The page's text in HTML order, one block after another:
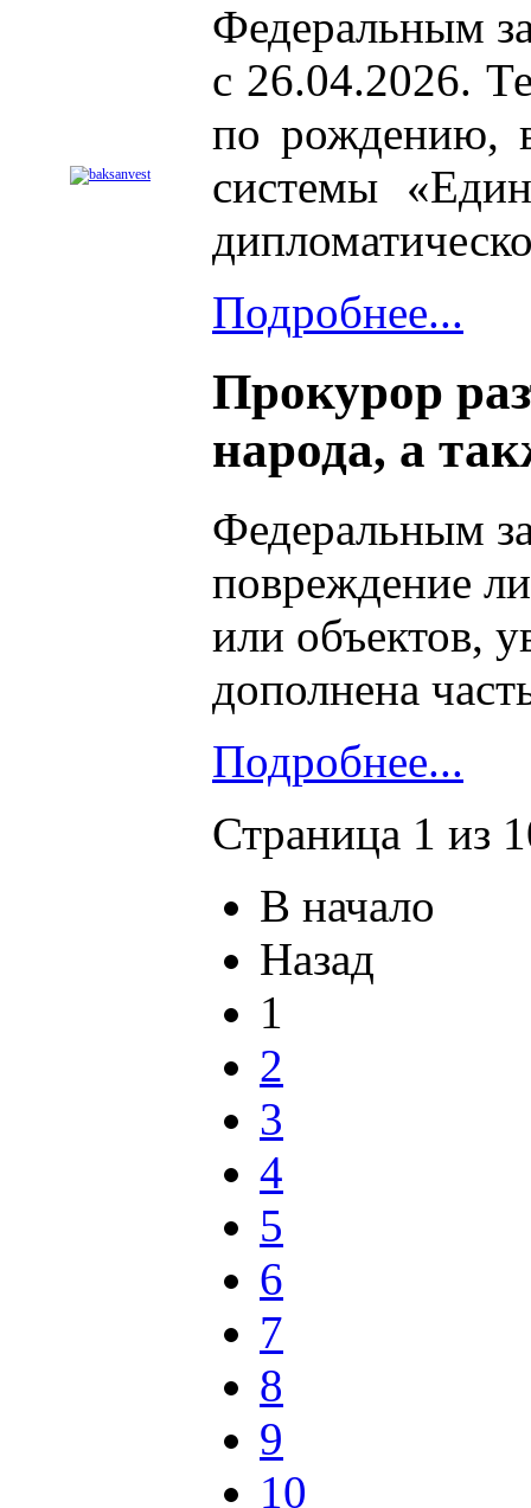
Федеральным
с 26.04.2026.
по рождению, в
системы
Подробнее...
Прокурор
народа, а
Федеральным
повреждение
или объектов,
дополнена
Подробнее...
Страница 1 из
В начало
Назад
1
2
3
4
5
6
7
8
9
10